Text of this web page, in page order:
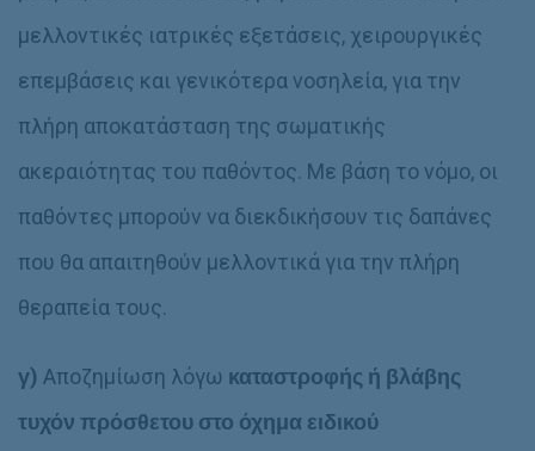
μελλοντικές ιατρικές εξετάσεις, χειρουργικές
επεμβάσεις και γενικότερα νοσηλεία, για την
πλήρη αποκατάσταση της σωματικής
ακεραιότητας του παθόντος. Με βάση το νόμο, οι
παθόντες μπορούν να διεκδικήσουν τις δαπάνες
που θα απαιτηθούν μελλοντικά για την πλήρη
θεραπεία τους.
γ) Αποζημίωση λόγω καταστροφής ή βλάβης
τυχόν πρόσθετου στο όχημα ειδικού